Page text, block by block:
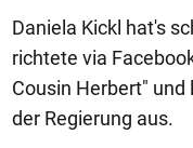
Daniela Kickl hat's
richtete via
Cousin Herbert" und
der Regierung aus.